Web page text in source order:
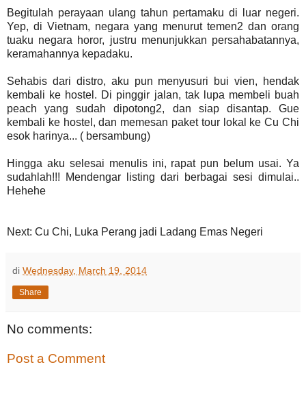
Begitulah perayaan ulang tahun pertamaku di luar negeri.
Yep, di Vietnam, negara yang menurut temen2 dan orang
tuaku negara horor, justru menunjukkan persahabatannya,
keramahannya kepadaku.
Sehabis dari distro, aku pun menyusuri bui vien, hendak
kembali ke hostel. Di pinggir jalan, tak lupa membeli buah
peach yang sudah dipotong2, dan siap disantap. Gue
kembali ke hostel, dan memesan paket tour lokal ke Cu Chi
esok harinya... ( bersambung)
Hingga aku selesai menulis ini, rapat pun belum usai. Ya
sudahlah!!! Mendengar listing dari berbagai sesi dimulai..
Hehehe
Next: Cu Chi, Luka Perang jadi Ladang Emas Negeri
di Wednesday, March 19, 2014
Share
No comments:
Post a Comment